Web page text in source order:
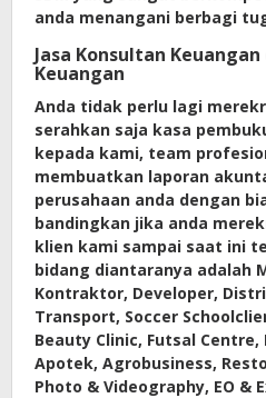
anda menangani berbagi
Jasa Konsultan
Keuangan
Anda tidak perlu lagi
serahkan saja kasa
kepada kami, team
membuatkan laporan
perusahaan anda dengan
bandingkan jika anda
klien kami sampai saat ini
bidang diantaranya adalah
Kontraktor, Developer,
Transport, Soccer
Beauty Clinic, Futsal Centre,
Apotek, Agrobusiness,
Photo & Videography, EO &